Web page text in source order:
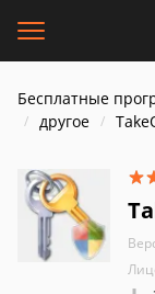
Бесплатные
другое